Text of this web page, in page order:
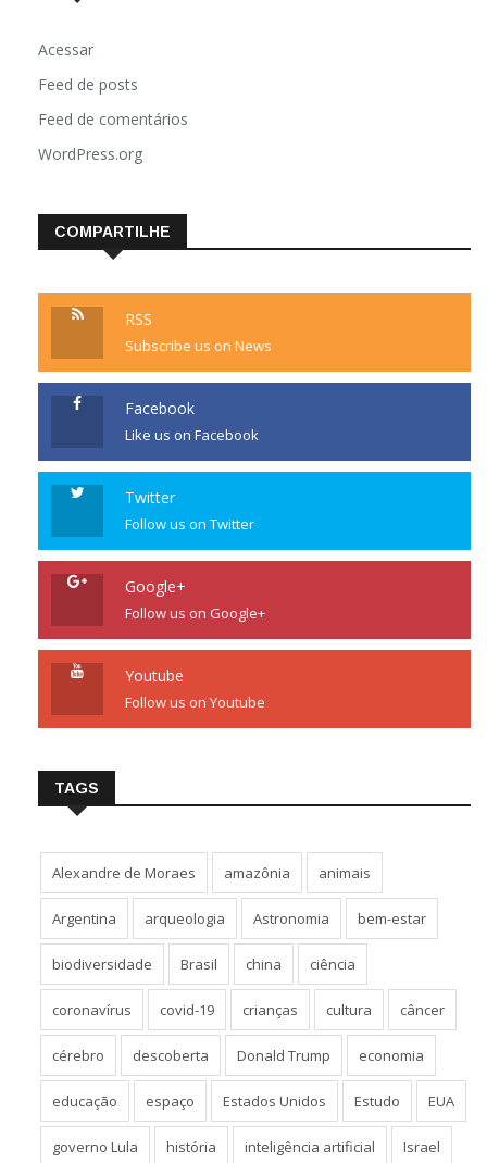
Acessar
Feed de posts
Feed de comentários
WordPress.org
COMPARTILHE
RSS
Subscribe us on News
Facebook
Like us on Facebook
Twitter
Follow us on Twitter
Google+
Follow us on Google+
Youtube
Follow us on Youtube
TAGS
Alexandre de Moraes amazônia animais
Argentina arqueologia Astronomia bem-estar
biodiversidade Brasil china ciência
coronavírus covid-19 crianças cultura câncer
cérebro descoberta Donald Trump economia
educação espaço Estados Unidos Estudo EUA
governo Lula história inteligência artificial Israel